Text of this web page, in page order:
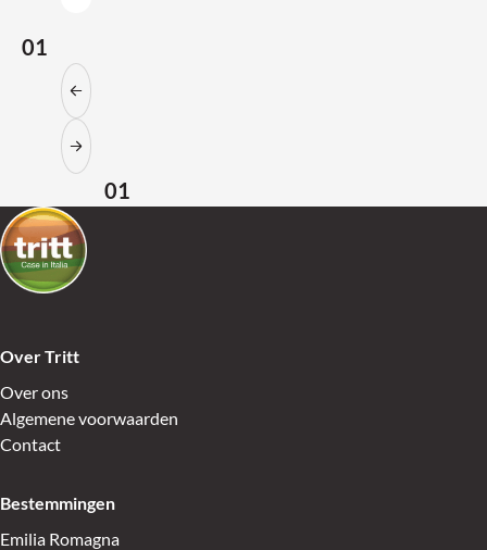
01
Vorige slide
Volgende slide
01
Terug naar de startpagina
Over Tritt
Over ons
Algemene voorwaarden
Contact
Bestemmingen
Emilia Romagna